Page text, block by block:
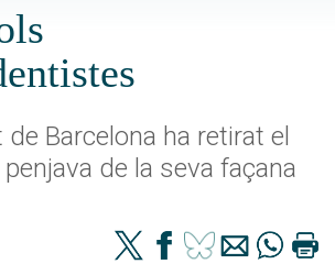
Barcelona ha retirat el
penjava de la seva façana